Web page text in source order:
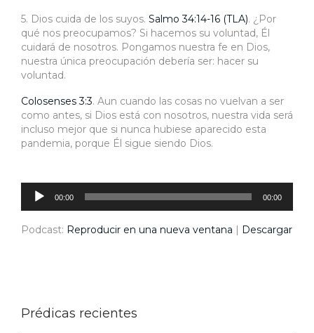
5. Dios cuida de los suyos. Salmo 34:14-16 (TLA). ¿Por
qué nos preocupamos? Si hacemos su voluntad, Él
cuidará de nosotros. Pongamos nuestra fe en Dios,
nuestra única preocupación debería ser: hacer su
voluntad.
Colosenses 3:3. Aun cuando las cosas no vuelvan a ser
como antes, si Dios está con nosotros, nuestra vida será
incluso mejor que si nunca hubiese aparecido esta
pandemia, porque Él sigue siendo Dios.
Reproductor
audio 00:00 00:00
Podcast: Reproducir en una nueva ventana | Descargar
Prédicas recientes